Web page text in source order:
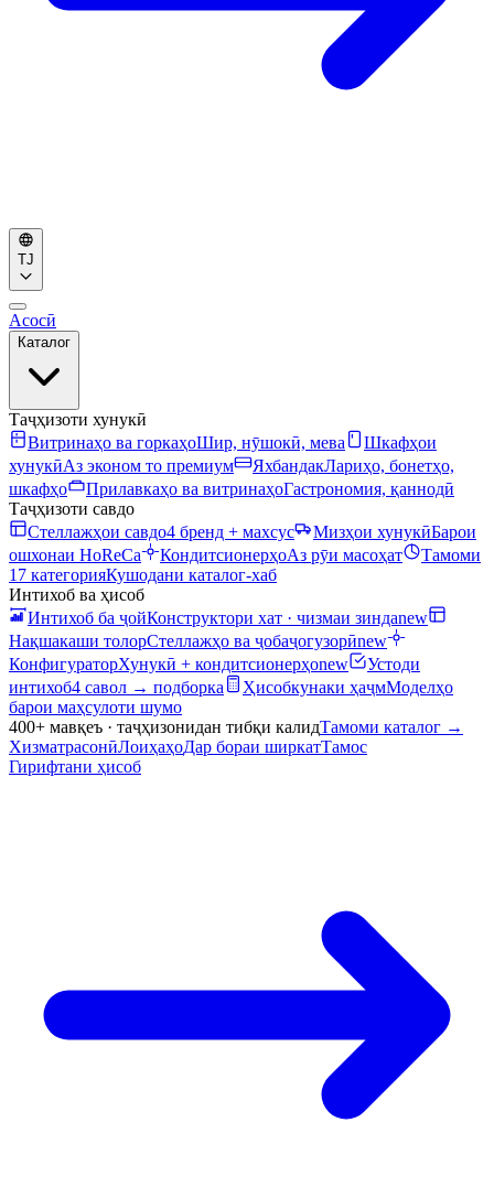
TJ
Асосӣ
Каталог
Таҷҳизоти хунукӣ
Витринаҳо ва горкаҳоШир, нӯшокӣ, мева
Шкафҳои
хунукӣАз эконом то премиум ЯхбандакЛариҳо, бонетҳо,
шкафҳо
Прилавкаҳо ва витринаҳоГастрономия, қаннодӣ
Таҷҳизоти савдо
Стеллажҳои савдо4 бренд + махсус Мизҳои хунукӣБарои
ошхонаи HoReCa
КондитсионерҳоАз рӯи масоҳат
Тамоми
17 категорияКушодани каталог-хаб
Интихоб ва ҳисоб
Интихоб ба ҷойКонструктори хат · чизмаи зиндаnew
Нақшакаши толорСтеллажҳо ва ҷобаҷогузорӣnew
КонфигураторХунукӣ + кондитсионерҳоnew
Устоди
интихоб4 савол → подборка Ҳисобкунаки ҳаҷмМоделҳо
барои маҳсулоти шумо
400+ мавқеъ · таҷҳизонидан тибқи калидТамоми каталог →
ХизматрасонӣЛоиҳаҳоДар бораи ширкатТамос
Гирифтани ҳисоб